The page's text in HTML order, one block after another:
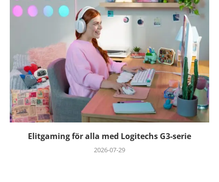
Elitgaming för alla med Logitechs G3-serie
2026-07-29